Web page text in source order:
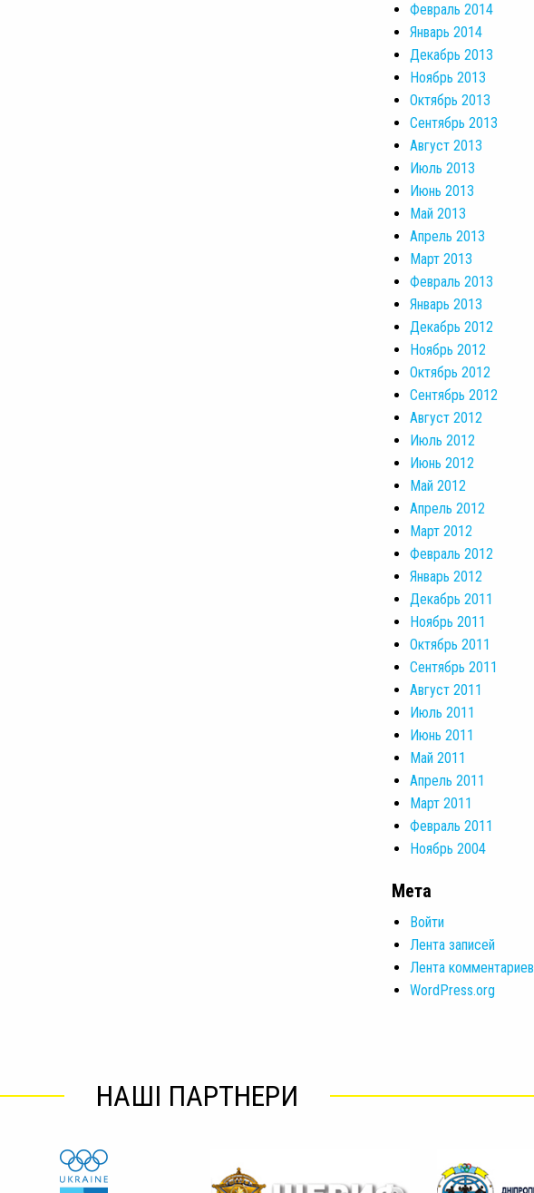
Февраль 2014
Январь 2014
Декабрь 2013
Ноябрь 2013
Октябрь 2013
Сентябрь 2013
Август 2013
Июль 2013
Июнь 2013
Май 2013
Апрель 2013
Март 2013
Февраль 2013
Январь 2013
Декабрь 2012
Ноябрь 2012
Октябрь 2012
Сентябрь 2012
Август 2012
Июль 2012
Июнь 2012
Май 2012
Апрель 2012
Март 2012
Февраль 2012
Январь 2012
Декабрь 2011
Ноябрь 2011
Октябрь 2011
Сентябрь 2011
Август 2011
Июль 2011
Июнь 2011
Май 2011
Апрель 2011
Март 2011
Февраль 2011
Ноябрь 2004
Мета
Войти
Лента записей
Лента комментариев
WordPress.org
НАШІ ПАРТНЕРИ